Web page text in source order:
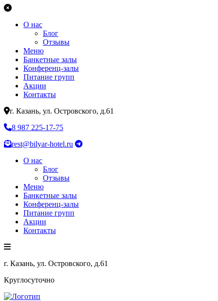
О нас
Блог
Отзывы
Меню
Банкетные залы
Конференц-залы
Питание групп
Акции
Контакты
г. Казань, ул. Островского, д.61
8 987 225-17-75
rest@bilyar-hotel.ru
О нас
Блог
Отзывы
Меню
Банкетные залы
Конференц-залы
Питание групп
Акции
Контакты
г. Казань, ул. Островского, д.61
Круглосуточно